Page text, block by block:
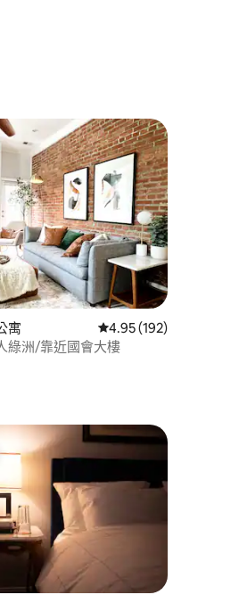
均評分（滿分 5 分）
寓 從 192 則評價中獲得
4.95 (192)
綠洲/靠近國會大樓
均評分（滿分 5 分）